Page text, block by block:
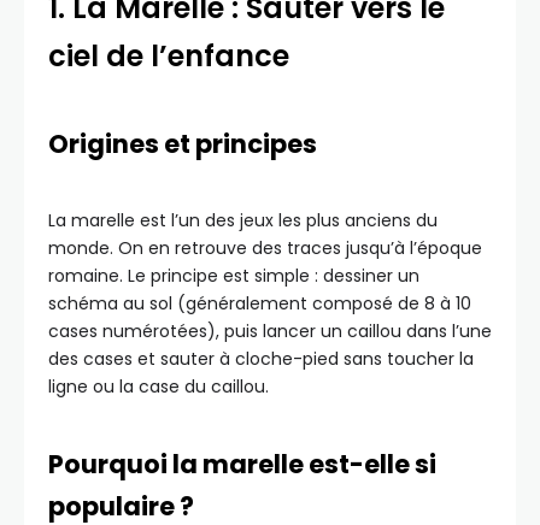
ciel de l’enfance
Origines et principes
La marelle est l’un des jeux les plus anciens du
monde. On en retrouve des traces jusqu’à l’époque
romaine. Le principe est simple : dessiner un
schéma au sol (généralement composé de 8 à 10
cases numérotées), puis lancer un caillou dans l’une
des cases et sauter à cloche-pied sans toucher la
ligne ou la case du caillou.
Pourquoi la marelle est-elle si
populaire ?